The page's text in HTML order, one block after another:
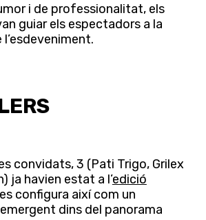
i de professionalitat, els
guiar els espectadors a la
convidats, 3 (Pati Trigo, Grilex
ja havien estat a l’edició
configura així com un
dins del panorama